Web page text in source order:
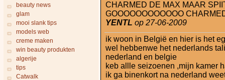
beauty news
glam
mooi slank tips
models web
creme maken
win beauty produkten
algerije
tips
Catwalk
CHARMED DE MAX MAAR
GOOOOOOOOOOOO
YENTL op 27-06-2009
ik woon in België en hier is het
wel hebbenwe het nederlands
nederland en belgie
keb allle seizoenen ,mijn kamer
ik ga binenkort na nederland